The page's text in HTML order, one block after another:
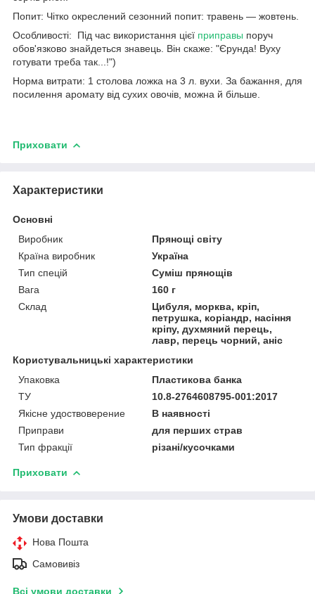
Попит: Чітко окреслений сезонний попит: травень — жовтень.
Особливості: Під час використання цієї приправы поруч
обов'язково знайдеться знавець. Він скаже: "Єрунда! Вуху
готувати треба так...!")
Норма витрати: 1 столова ложка на 3 л. вухи. За бажання, для
посилення аромату від сухих овочів, можна й більше.
Приховати
Характеристики
Основні
Виробник
Прянощі світу
Країна виробник
Україна
Тип спецій
Суміш прянощів
Вага
160 г
Склад
Цибуля, морква, кріп,
петрушка, коріандр, насіння
кріпу, духмяний перець,
лавр, перець чорний, аніс
Користувальницькі характеристики
Упаковка
Пластикова банка
ТУ
10.8-2764608795-001:2017
Якісне удоствоверение
В наявності
Приправи
для перших страв
Тип фракції
різані/кусочками
Приховати
Умови доставки
Нова Пошта
Самовивіз
Всі умови доставки